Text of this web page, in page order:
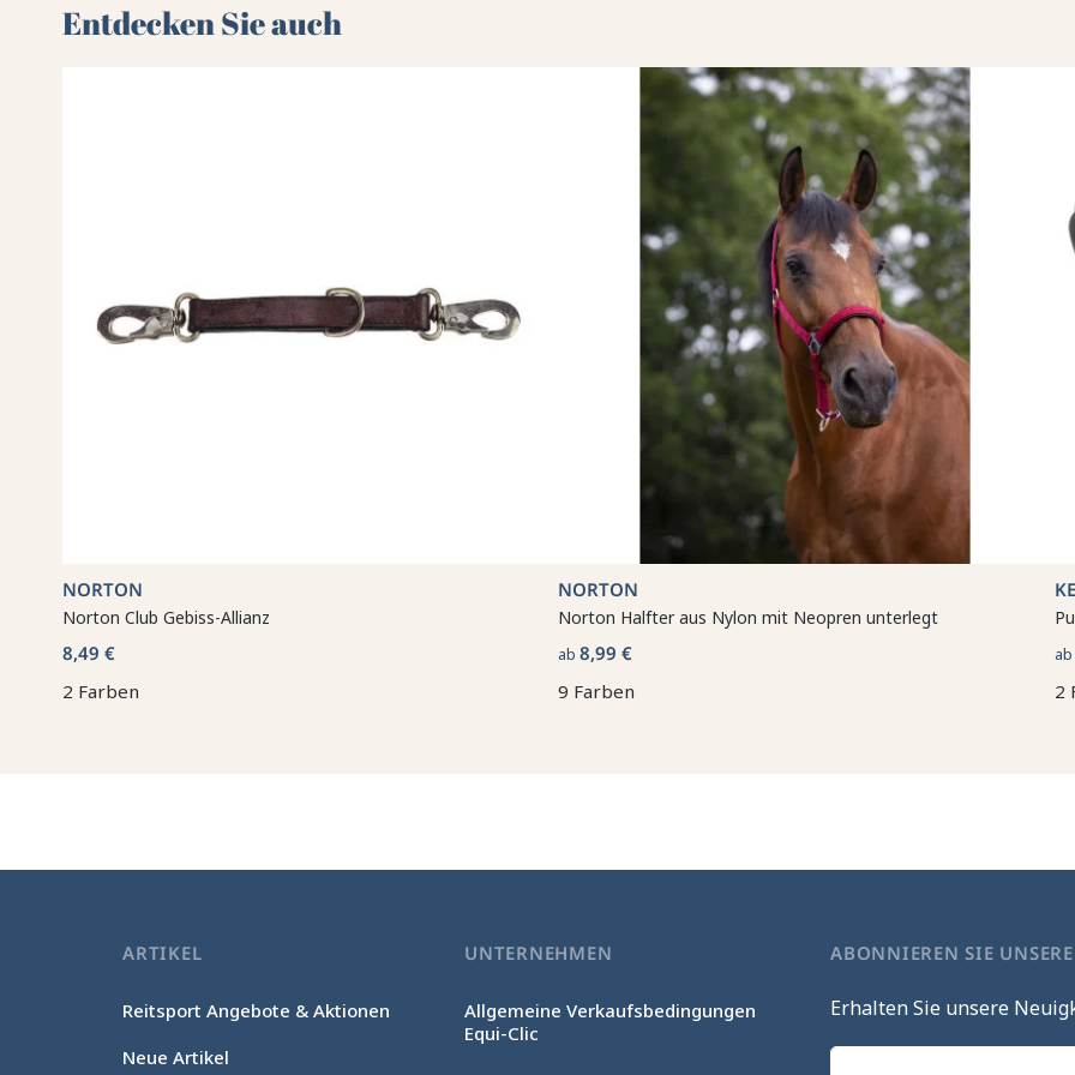
Entdecken Sie auch 🌻
NORTON
Norton Club Gebiss-Allianz
8,49 €
2 Farben
NORTON
Norton Halfter aus Nylon mit Neopren unterlegt
ab8,99 €
9 Farben
ab
2
ARTIKEL
Reitsport Angebote & Aktionen
Neue Artikel
UNTERNEHMEN
Allgemeine Verkaufsbedingungen
Equi-Clic
ABONNIEREN SIE
Erhalten Sie unsere